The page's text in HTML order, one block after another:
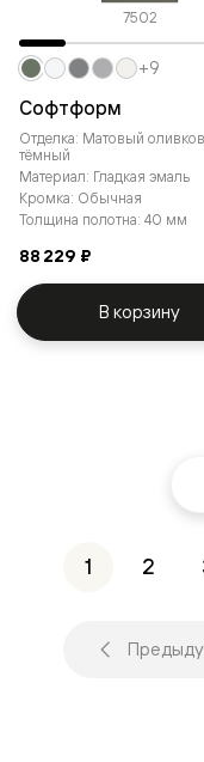
7502
Софтформ
Отделка: Матовый
тёмный
Материал: Гладкая эмаль
Кромка: Обычная
Толщина полотна: 40 мм
88 229 ₽
+9
В корзину
1 2